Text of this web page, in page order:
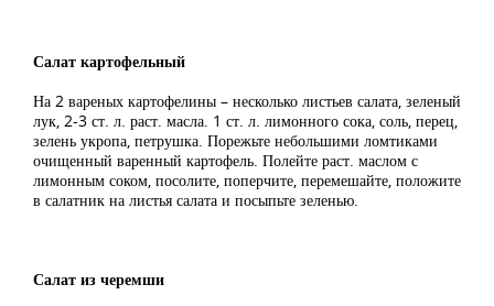
Салат картофельный
На 2 вареных картофелины – несколько листьев салата, зеленый
лук, 2-3 ст. л. раст. масла. 1 ст. л. лимонного сока, соль, перец,
зелень укропа, петрушка. Порежьте небольшими ломтиками
очищенный варенный картофель. Полейте раст. маслом с
лимонным соком, посолите, поперчите, перемешайте, положите
в салатник на листья салата и посыпьте зеленью.
Салат из черемши